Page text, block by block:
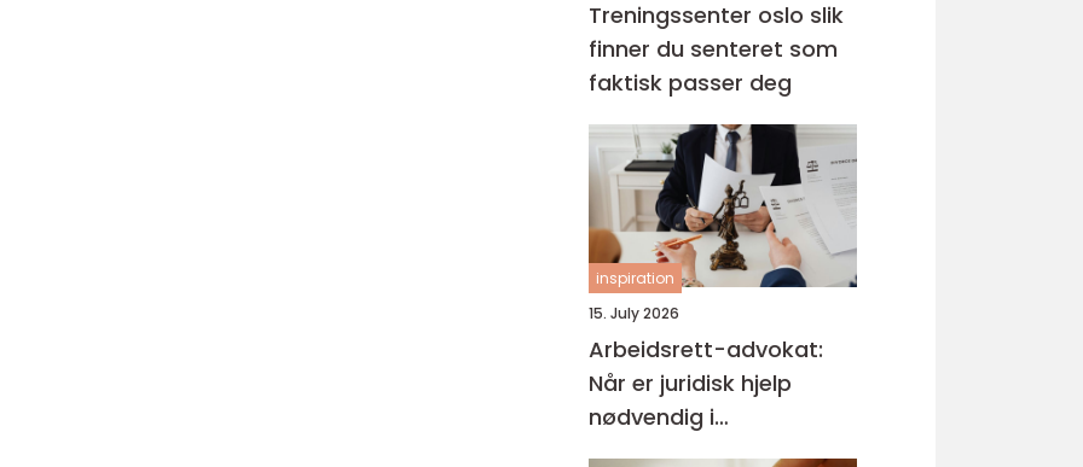
Treningssenter oslo slik
finner du senteret som
faktisk passer deg
inspiration
15. July 2026
Arbeidsrett-advokat:
Når er juridisk hjelp
nødvendig i
arbeidslivet?